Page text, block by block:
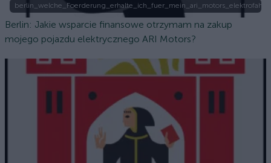
Berlin: Jakie wsparcie finansowe otrzymam na zakup
mojego pojazdu elektrycznego ARI Motors?